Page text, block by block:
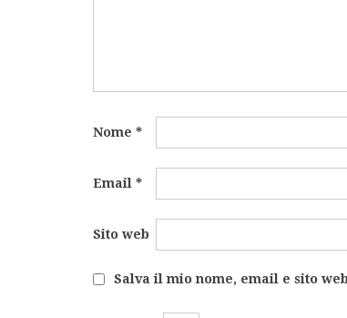
Nome *
Email *
Sito web
Salva il mio nome, email e sito